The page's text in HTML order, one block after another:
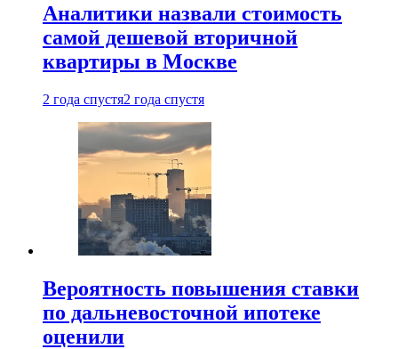
Аналитики назвали стоимость
самой дешевой вторичной
квартиры в Москве
2 года спустя2 года спустя
Вероятность повышения ставки
по дальневосточной ипотеке
оценили